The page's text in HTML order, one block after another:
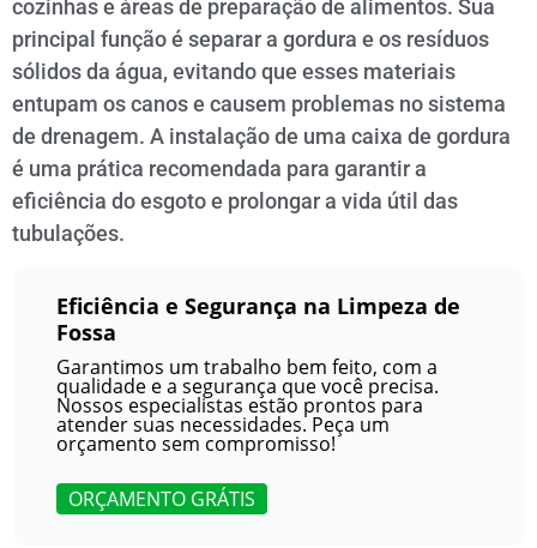
cozinhas e áreas de preparação de alimentos. Sua
principal função é separar a gordura e os resíduos
sólidos da água, evitando que esses materiais
entupam os canos e causem problemas no sistema
de drenagem. A instalação de uma caixa de gordura
é uma prática recomendada para garantir a
eficiência do esgoto e prolongar a vida útil das
tubulações.
Eficiência e Segurança na Limpeza de
Fossa
Garantimos um trabalho bem feito, com a
qualidade e a segurança que você precisa.
Nossos especialistas estão prontos para
atender suas necessidades. Peça um
orçamento sem compromisso!
ORÇAMENTO GRÁTIS